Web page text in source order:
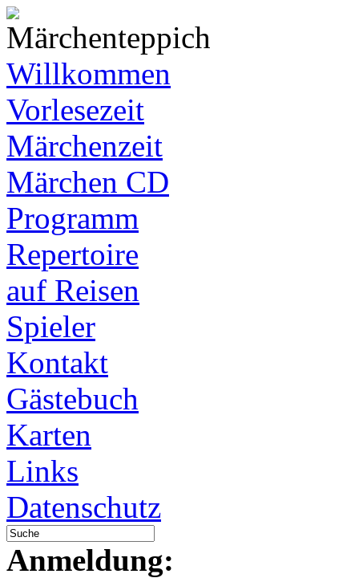
Willkommen
Vorlesezeit
Märchenzeit
Märchen CD
Programm
Repertoire
auf Reisen
Spieler
Kontakt
Gästebuch
Karten
Links
Datenschutz
Anmeldung: